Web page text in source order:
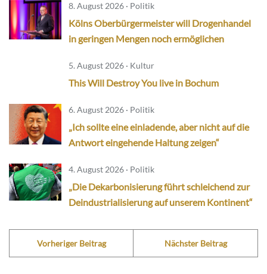
8. August 2026 · Politik
Kölns Oberbürgermeister will Drogenhandel
in geringen Mengen noch ermöglichen
5. August 2026 · Kultur
This Will Destroy You live in Bochum
6. August 2026 · Politik
„Ich sollte eine einladende, aber nicht auf die
Antwort eingehende Haltung zeigen“
4. August 2026 · Politik
„Die Dekarbonisierung führt schleichend zur
Deindustrialisierung auf unserem Kontinent“
Vorheriger Beitrag Nächster Beitrag